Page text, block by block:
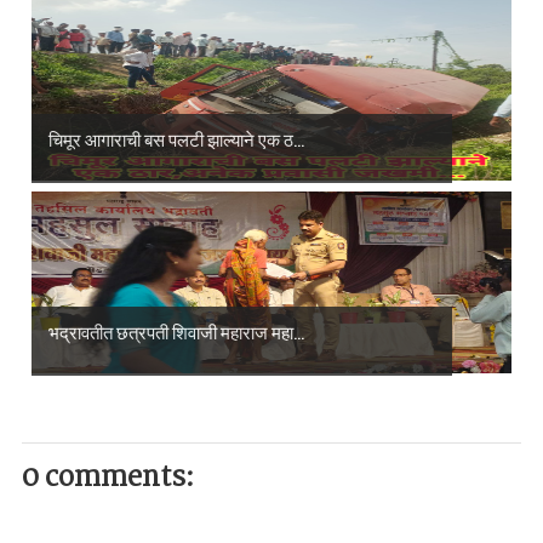
चिमूर आगाराची बस पलटी झाल्याने एक ठ...
भद्रावतीत छत्रपती शिवाजी महाराज महा...
0 comments: